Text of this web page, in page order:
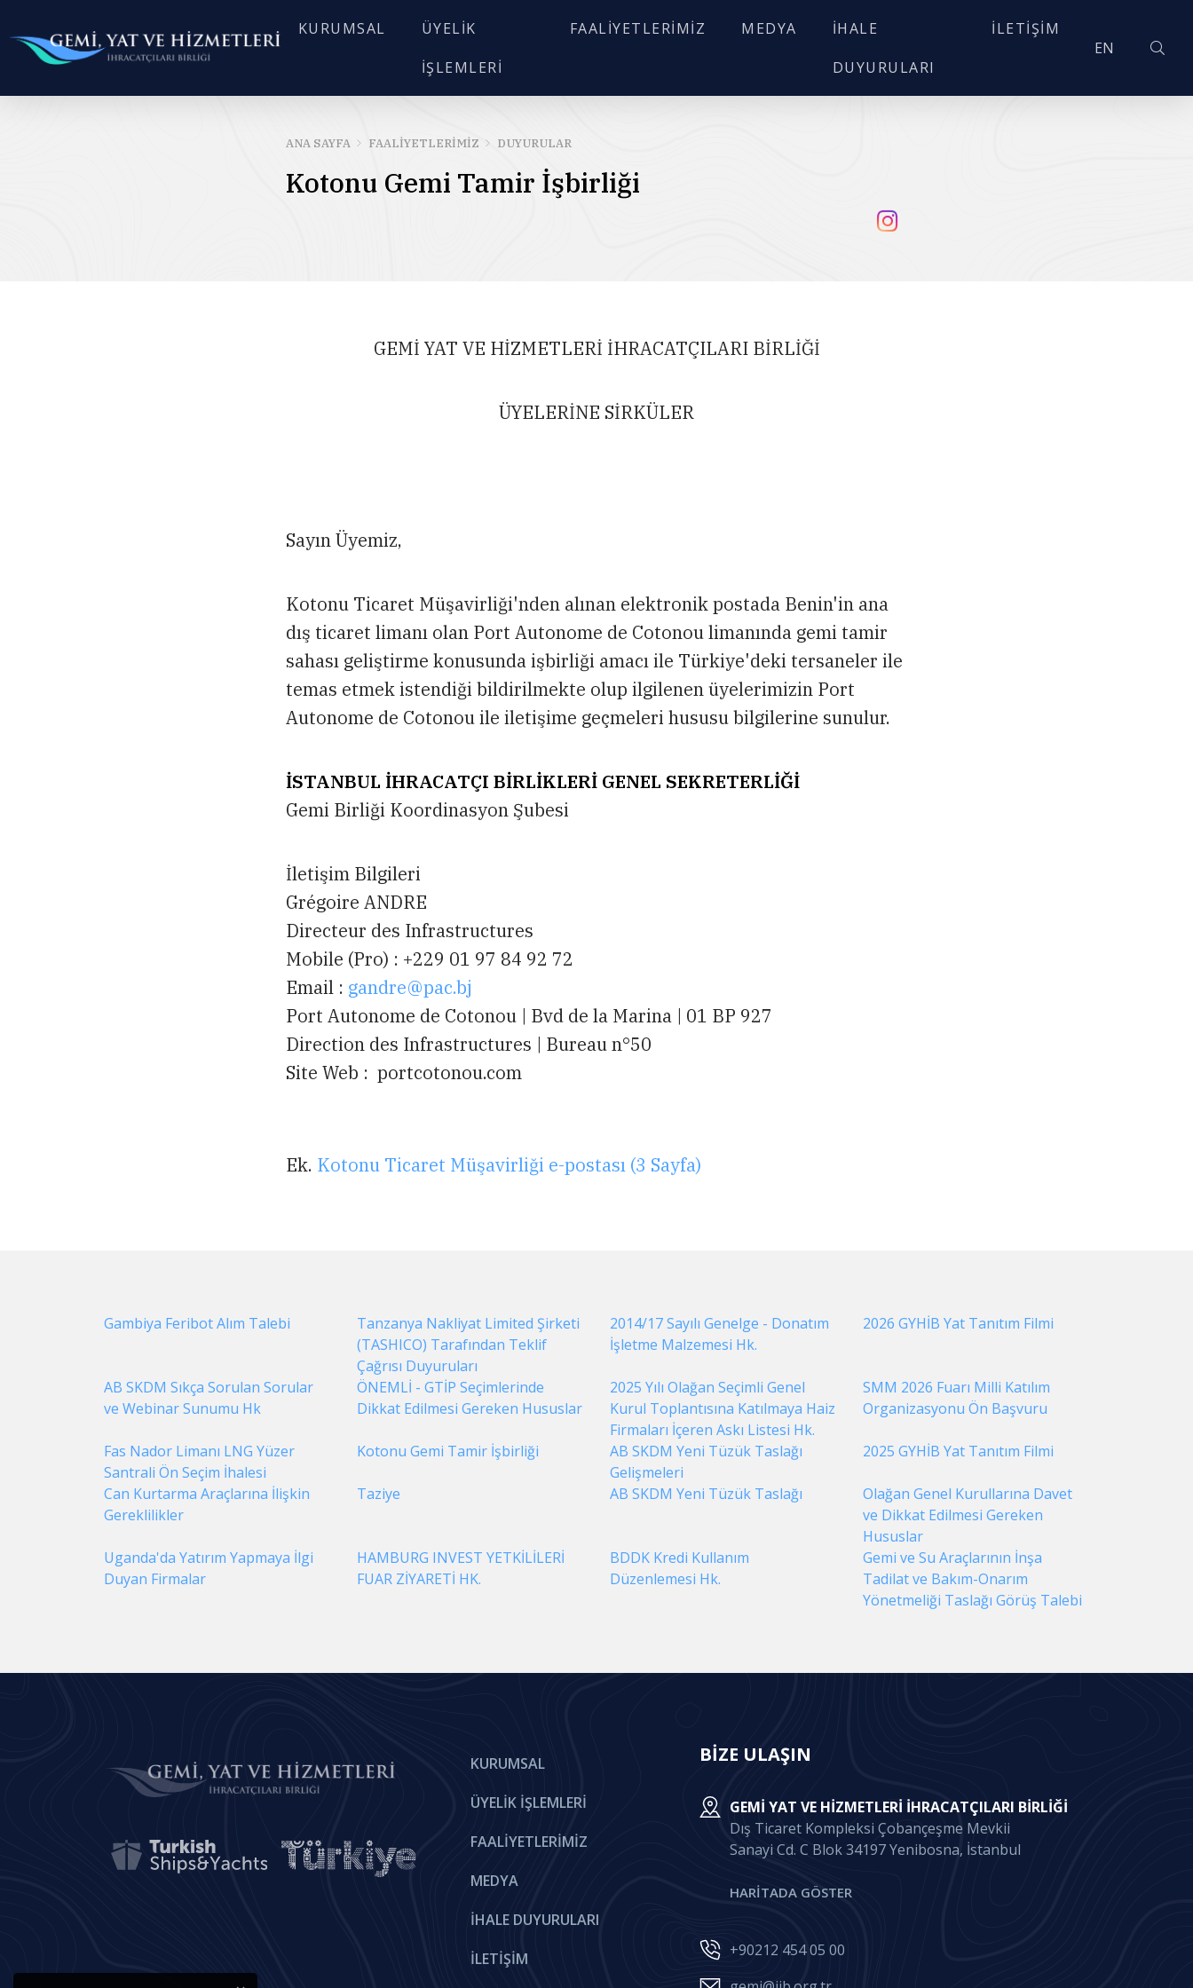
KURUMSAL
ÜYELIK
İŞLEMLERI
FAALIYETLERIMIZ MEDYA
İHALE
DUYURULARI
İLETIŞIM
EN
ANA SAYFA FAALIYETLERIMIZ DUYURULAR
Kotonu Gemi Tamir İşbirliği
GEMİ YAT VE HİZMETLERİ İHRACATÇILARI BİRLİĞİ
ÜYELERİNE SİRKÜLER
Sayın Üyemiz,
Kotonu Ticaret Müşavirliği'nden alınan elektronik postada Benin'in ana
dış ticaret limanı olan Port Autonome de Cotonou limanında gemi tamir
sahası geliştirme konusunda işbirliği amacı ile Türkiye'deki tersaneler ile
temas etmek istendiği bildirilmekte olup ilgilenen üyelerimizin Port
Autonome de Cotonou ile iletişime geçmeleri hususu bilgilerine sunulur.
İSTANBUL İHRACATÇI BİRLİKLERİ GENEL SEKRETERLİĞİ
Gemi Birliği Koordinasyon Şubesi
İletişim Bilgileri
Grégoire ANDRE
Directeur des Infrastructures
Mobile (Pro) : +229 01 97 84 92 72
Email : gandre@pac.bj
Port Autonome de Cotonou | Bvd de la Marina | 01 BP 927
Direction des Infrastructures | Bureau n°50
Site Web : portcotonou.com
Ek. Kotonu Ticaret Müşavirliği e-postası (3 Sayfa)
Gambiya Feribot Alım Talebi
Tanzanya Nakliyat Limited Şirketi
(TASHICO) Tarafından Teklif
Çağrısı Duyuruları
2014/17 Sayılı Genelge - Donatım
İşletme Malzemesi Hk.
2026 GYHİB Yat Tanıtım Filmi
AB SKDM Sıkça Sorulan Sorular
ve Webinar Sunumu Hk
ÖNEMLİ - GTİP Seçimlerinde
Dikkat Edilmesi Gereken Hususlar
2025 Yılı Olağan Seçimli Genel
Kurul Toplantısına Katılmaya Haiz
Firmaları İçeren Askı Listesi Hk.
SMM 2026 Fuarı Milli Katılım
Organizasyonu Ön Başvuru
Fas Nador Limanı LNG Yüzer
Santrali Ön Seçim İhalesi
Kotonu Gemi Tamir İşbirliği
AB SKDM Yeni Tüzük Taslağı
Gelişmeleri
2025 GYHİB Yat Tanıtım Filmi
Can Kurtarma Araçlarına İlişkin
Gereklilikler
Taziye AB SKDM Yeni Tüzük Taslağı
Olağan Genel Kurullarına Davet
ve Dikkat Edilmesi Gereken
Hususlar
Uganda'da Yatırım Yapmaya İlgi
Duyan Firmalar
HAMBURG INVEST YETKİLİLERİ
FUAR ZİYARETİ HK.
BDDK Kredi Kullanım
Düzenlemesi Hk.
Gemi ve Su Araçlarının İnşa
Tadilat ve Bakım-Onarım
Yönetmeliği Taslağı Görüş Talebi
KURUMSAL
ÜYELIK İŞLEMLERI
FAALIYETLERIMIZ
MEDYA
İHALE DUYURULARI
İLETIŞIM
BİZE ULAŞIN
GEMI YAT VE HIZMETLERI İHRACATÇILARI BIRLIĞI
Dış Ticaret Kompleksi Çobançeşme Mevkii
Sanayi Cd. C Blok 34197 Yenibosna, İstanbul
HARİTADA GÖSTER
+90212 454 05 00